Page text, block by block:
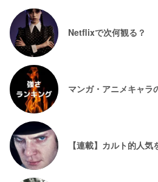
Netflixで次何観る？
マンガ・アニメキャラ
【連載】カルト的人